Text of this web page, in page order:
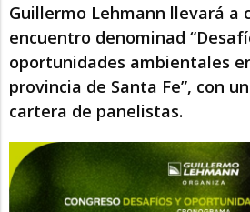
Guillermo Lehmann llevará a
encuentro denominad
oportunidades ambientales
provincia de Santa Fe”, con
cartera de panelistas.